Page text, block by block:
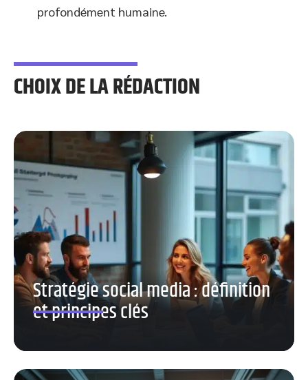
profondément humaine.
CHOIX DE LA RÉDACTION
Stratégie social media : définition
et principes clés